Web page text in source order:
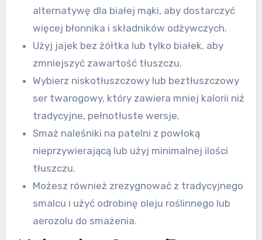
alternatywę dla białej mąki, aby dostarczyć
więcej błonnika i składników odżywczych.
Użyj jajek bez żółtka lub tylko białek, aby
zmniejszyć zawartość tłuszczu.
Wybierz niskotłuszczowy lub beztłuszczowy
ser twarogowy, który zawiera mniej kalorii niż
tradycyjne, pełnotłuste wersje.
Smaż naleśniki na patelni z powłoką
nieprzywierającą lub użyj minimalnej ilości
tłuszczu.
Możesz również zrezygnować z tradycyjnego
smalcu i użyć odrobinę oleju roślinnego lub
aerozolu do smażenia.